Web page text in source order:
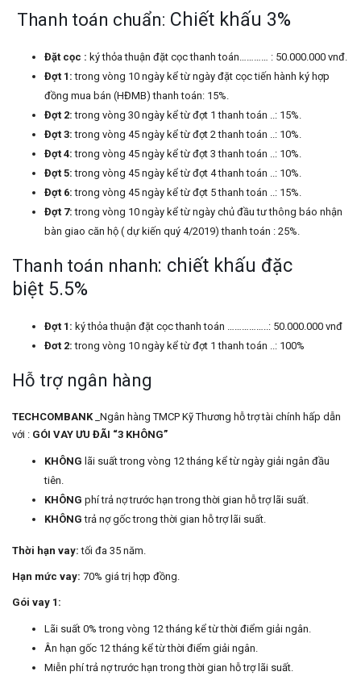
Thanh toán chuẩn: Chiết khấu 3%
Đặt cọc : ký thỏa thuận đặt cọc thanh toán………… : 50.000.000 vnđ.
Đợt 1: trong vòng 10 ngày kể từ ngày đặt cọc tiến hành ký hợp
đồng mua bán (HĐMB) thanh toán: 15%.
Đợt 2: trong vòng 30 ngày kể từ đợt 1 thanh toán ..: 15%.
Đợt 3: trong vòng 45 ngày kể từ đợt 2 thanh toán ..: 10%.
Đợt 4: trong vòng 45 ngày kể từ đợt 3 thanh toán ..: 10%.
Đợt 5: trong vòng 45 ngày kể từ đợt 4 thanh toán ..: 10%.
Đợt 6: trong vòng 45 ngày kể từ đợt 5 thanh toán ..: 15%.
Đợt 7: trong vòng 10 ngày kể từ ngày chủ đầu tư thông báo nhận
bàn giao căn hộ ( dự kiến quý 4/2019) thanh toán : 25%.
Thanh toán nhanh: chiết khấu đặc
biệt 5.5%
Đợt 1: ký thỏa thuận đặt cọc thanh toán ……………..: 50.000.000 vnđ
Đơt 2: trong vòng 10 ngày kể từ đợt 1 thanh toán ..: 100%
Hỗ trợ ngân hàng
TECHCOMBANK _Ngân hàng TMCP Kỹ Thương hỗ trợ tài chính hấp dẫn
với : GÓI VAY ƯU ĐÃI “3 KHÔNG”
KHÔNG lãi suất trong vòng 12 tháng kể từ ngày giải ngân đầu
tiên.
KHÔNG phí trả nợ trước hạn trong thời gian hỗ trợ lãi suất.
KHÔNG trả nợ gốc trong thời gian hỗ trợ lãi suất.
Thời hạn vay: tối đa 35 năm.
Hạn mức vay: 70% giá trị hợp đồng.
Gói vay 1:
Lãi suất 0% trong vòng 12 tháng kể từ thời điểm giải ngân.
Ân hạn gốc 12 tháng kể từ thời điểm giải ngân.
Miễn phí trả nợ trước hạn trong thời gian hỗ trợ lãi suất.